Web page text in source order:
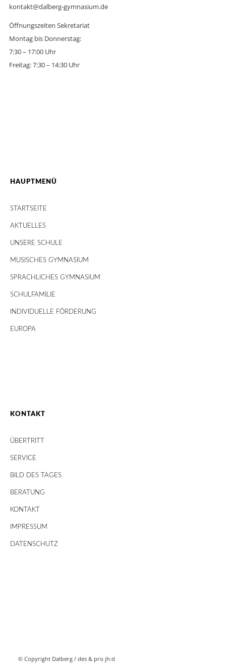
kontakt@dalberg-gymnasium.de
Öffnungszeiten Sekretariat
Montag bis Donnerstag:
7:30 – 17:00 Uhr
Freitag: 7:30 – 14:30 Uhr
HAUPTMENÜ
STARTSEITE
AKTUELLES
UNSERE SCHULE
MUSISCHES GYMNASIUM
SPRACHLICHES GYMNASIUM
SCHULFAMILIE
INDIVIDUELLE FÖRDERUNG
EUROPA
KONTAKT
ÜBERTRITT
SERVICE
BILD DES TAGES
BERATUNG
KONTAKT
IMPRESSUM
DATENSCHUTZ
© Copyright Dalberg / des & pro jh:d